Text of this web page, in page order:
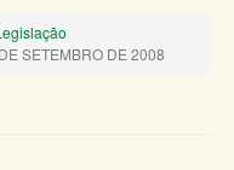
SETEMBRO DE 2008